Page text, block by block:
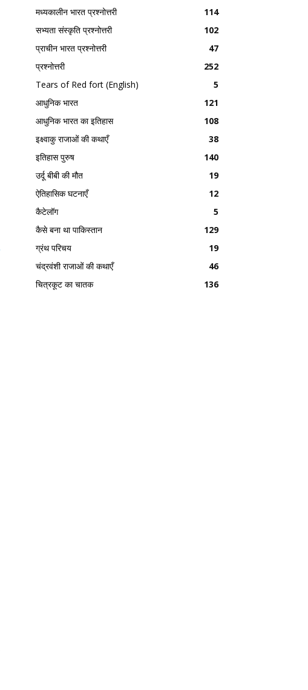
मध्यकालीन भारत प्रश्नोत्तरी
114
सभ्यता संस्कृति प्रश्नोत्तरी
102
प्राचीन भारत प्रश्नोत्तरी
47
प्रश्नोत्तरी
252
Tears of Red fort (English)
5
आधुनिक भारत
121
आधुनिक भारत का इतिहास
108
इक्ष्वाकु राजाओं की कथाएँ
38
इतिहास पुरुष
140
उर्दू बीबी की मौत
19
ऐतिहासिक घटनाएँ
12
कैटेलॉग
5
कैसे बना था पाकिस्तान
129
ग्रंथ परिचय
19
चंद्रवंशी राजाओं की कथाएँ
46
चित्रकूट का चातक
136